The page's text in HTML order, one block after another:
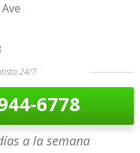
24/7
6778
a la semana